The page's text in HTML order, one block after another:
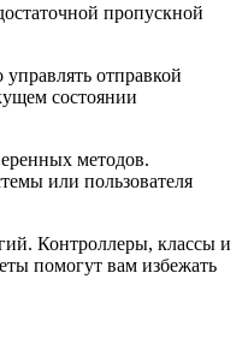
пропускной
отправкой
состоянии
методов.
или пользователя
Контроллеры, классы и
помогут вам избежать